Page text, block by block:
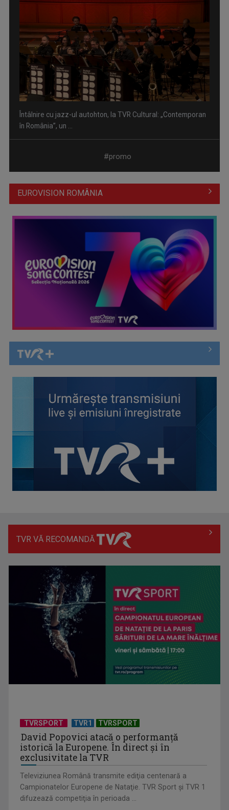
Întâlnire cu jazz-ul autohton, la TVR Cultural: „Contemporan
în România”, un ...
Piesa „Inimă, nu fi de piatră” a Corinei Chiriac ia argintul în
concursul ...
Piesa Angelei Similea „După noapte vine zi” – pe podium şi
votată piesă în ...
concursul „Cerbul ...
#promo
EUROVISION ROMÂNIA
TVR VĂ RECOMANDĂ
TVRSPORT TVR1 TVRSPORT
David Popovici atacă o performanţă
istorică la Europene. În direct şi în
exclusivitate la TVR
Televiziunea Română transmite ediţia centenară a
Campionatelor Europene de Nataţie. TVR Sport şi TVR 1
difuzează competiţia în perioada ...